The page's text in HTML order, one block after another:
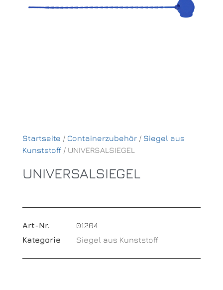
Startseite / Containerzubehör / Siegel aus
Kunststoff / UNIVERSALSIEGEL
UNIVERSALSIEGEL
Art-Nr.
01204
Kategorie
Siegel aus Kunststoff